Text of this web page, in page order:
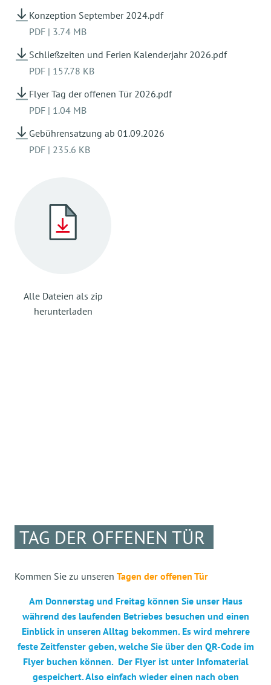
Konzeption September 2024.pdf
PDF | 3.74 MB
Schließzeiten und Ferien Kalenderjahr 2026.pdf
PDF | 157.78 KB
Flyer Tag der offenen Tür 2026.pdf
PDF | 1.04 MB
Gebührensatzung ab 01.09.2026
PDF | 235.6 KB
Alle Dateien als zip
herunterladen
TAG DER OFFENEN TÜR
Kommen Sie zu unseren Tagen der offenen Tür
Am Donnerstag und Freitag können Sie unser Haus
während des laufenden Betriebes besuchen und einen
Einblick in unseren Alltag bekommen. Es wird mehrere
feste Zeitfenster geben, welche Sie über den QR-Code im
Flyer buchen können. Der Flyer ist unter Infomaterial
gespeichert. Also einfach wieder einen nach oben